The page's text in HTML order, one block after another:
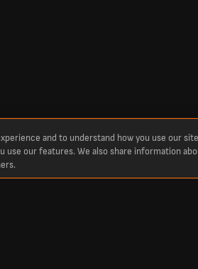
and to understand how you use our
use our features. We also share information